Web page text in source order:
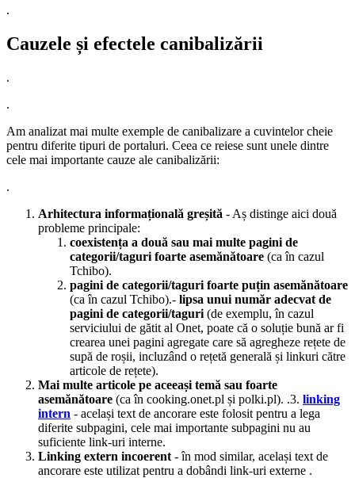
.
Cauzele și efectele canibalizării
.
.
Am analizat mai multe exemple de canibalizare a cuvintelor cheie
pentru diferite tipuri de portaluri. Ceea ce reiese sunt unele dintre
cele mai importante cauze ale canibalizării:
.
Arhitectura informațională greșită - Aș distinge aici două
probleme principale:
coexistența a două sau mai multe pagini de
categorii/taguri foarte asemănătoare (ca în cazul
Tchibo).
pagini de categorii/taguri foarte puțin asemănătoare
(ca în cazul Tchibo).- lipsa unui număr adecvat de
pagini de categorii/taguri (de exemplu, în cazul
serviciului de gătit al Onet, poate că o soluție bună ar fi
crearea unei pagini agregate care să agregheze rețete de
supă de roșii, incluzând o rețetă generală și linkuri către
articole de rețete).
Mai multe articole pe aceeași temă sau foarte
asemănătoare (ca în cooking.onet.pl și polki.pl). .3. linking
intern - același text de ancorare este folosit pentru a lega
diferite subpagini, cele mai importante subpagini nu au
suficiente link-uri interne.
Linking extern incoerent - în mod similar, același text de
ancorare este utilizat pentru a dobândi link-uri externe .